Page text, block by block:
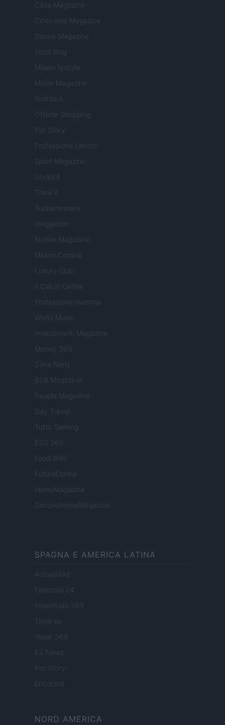
Casa Magazine
Cineverse Magazine
Donne Magazine
Food Blog
Milano Notizie
Motor Magazine
Notizie.it
Offerte Shopping
Pet Story
Professione Lavoro
Sport Magazine
Style24
Think.it
Tuobenessere
Viaggiamo
Nonne Magazine
Milano Cortina
Luxury Club
Il Calcio Online
Professione mamma
World Music
Investimenti Magazine
Money 365
Zona Nerd
B2B Magazine
People Magazine
Day Travel
Tutto Gaming
ESG 365
Food Wiki
FuturoDonna
HomeMagazine
SecondHomeMagazine
SPAGNA E AMERICA LATINA
Actualidad
Finanzas 24
Investindo 365
Think.es
Viajar 365
ES Newz
Pet Story
Encocina
NORD AMERICA